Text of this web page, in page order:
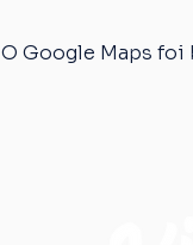
O Google Maps